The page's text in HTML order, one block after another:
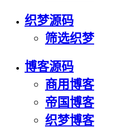
织梦源码
筛选织梦
博客源码
商用博客
帝国博客
织梦博客